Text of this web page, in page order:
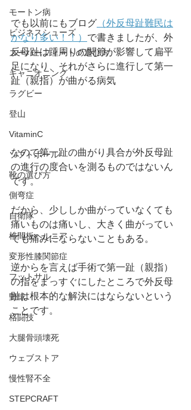
モートン病
ビジネスシューズ
スーパーフィートの選び方
キャニオニング
ラグビー
登山
VitaminC
ソフトボール
靴の選び方
側弯症
自衛隊
椎間板ヘルニア
変形性膝関節症
フットサル
野球
格闘技
大腿骨頭壊死
ウェブストア
慢性腎不全
STEPCRAFT
でも以前にもブログ （外反母趾難民は
かなり多い！！） で書きましたが、外
反母趾は踵周りの関節が影響して扁平
足になり、それがさらに進行して第一
趾（親指）が曲がる病気
なので第一趾の曲がり具合が外反母趾
の進行の度合いを測るものではないん
です。
だから、少ししか曲がっていなくても
痛いものは痛いし、大きく曲がってい
ても痛みにならないこともある。
逆からを言えば手術で第一趾（親指）
の指をまっすぐにしたところで外反母
趾は根本的な解決にはならないという
ことです。